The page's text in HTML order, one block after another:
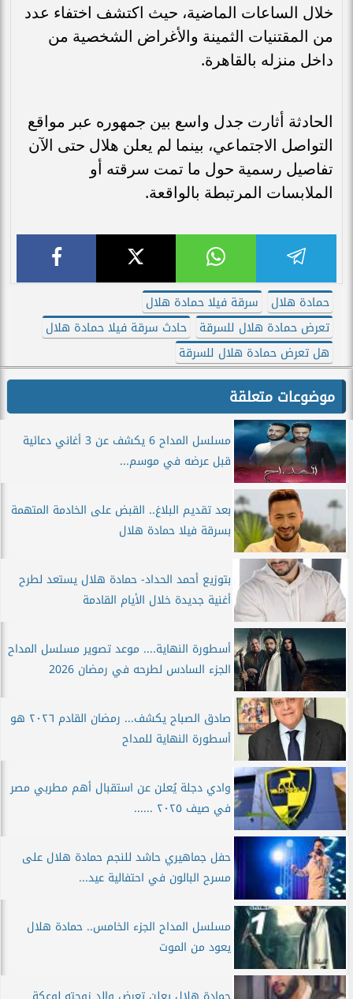
خلال الساعات الماضية، حيث اكتشف اختفاء عدد
من المقتنيات الثمينة والأغراض الشخصية من
داخل منزله بالقاهرة.
الحادثة أثارت جدل واسع بين جمهوره عبر مواقع
التواصل الاجتماعي، بينما لم يعلن هلال حتى الآن
تفاصيل رسمية حول ما تمت سرقته أو
الملابسات المرتبطة بالواقعة.
حمادة هلال
سرقة فيلا حمادة هلال
تعرض حمادة هلال للسرقة
حادث سرقة فيلا حمادة هلال
هل تعرض حمادة هلال للسرقة
موضوعات متعلقة
مسلسل المداح 6 يكشف عن 3 أغاني دعائية
قبل عرضه في موسم...
بعد تقديم البلاغ.. القبض على الخادمة المتهمة
بسرقة فيلا حمادة هلال
بتوزيع أحمد الحداد- حمادة هلال يستعد لطرح
أغنية جديدة خلال الأيام القادمة
أسطورة النهاية.... موعد تصوير مسلسل المداح
الجزء السادس لطرحه في رمضان 2026
صادق الصباح يكشف... رمضان القادم ٢٠٢٦ هو
أسطورة النهاية للمداح
وادي دجلة يُعلن عن استقبال أهم مطربي مصر
في صيف ٢٠٢٥ ......
حفل جماهيري حاشد للنجم حمادة هلال على
مسرح البالون في احتفالية عيد...
مسلسل المداح الجزء الخامس.. حمادة هلال
يعود من الموت